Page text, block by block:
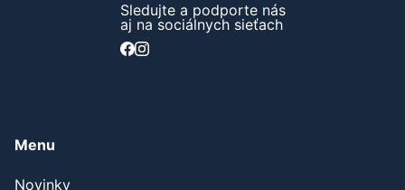
Sledujte a podporte nás
aj na sociálnych sieťach
Menu
Novinky